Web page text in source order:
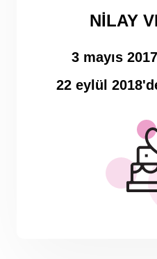
NILAY
3 mayıs
22 eylül